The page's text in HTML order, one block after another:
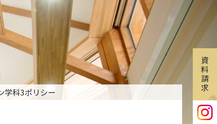
資
料
請
求
学科3ポリシー